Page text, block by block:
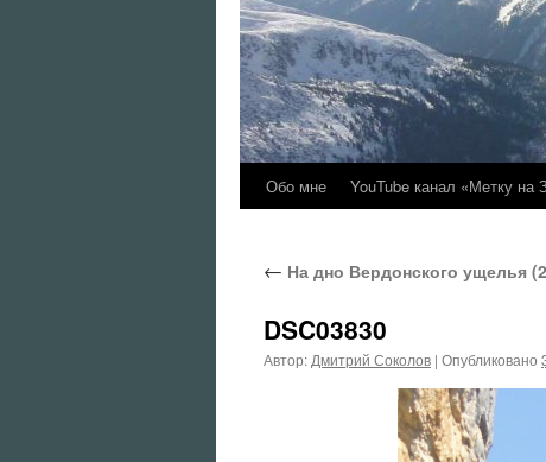
Обо мне YouTube канал «Метку на
← На дно Вердонского ущелья
DSC03830
Автор: Дмитрий Соколов | Опубликовано